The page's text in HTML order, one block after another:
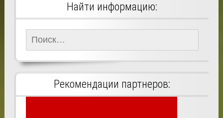
Найти информацию:
Найти:
Рекомендации партнеров: